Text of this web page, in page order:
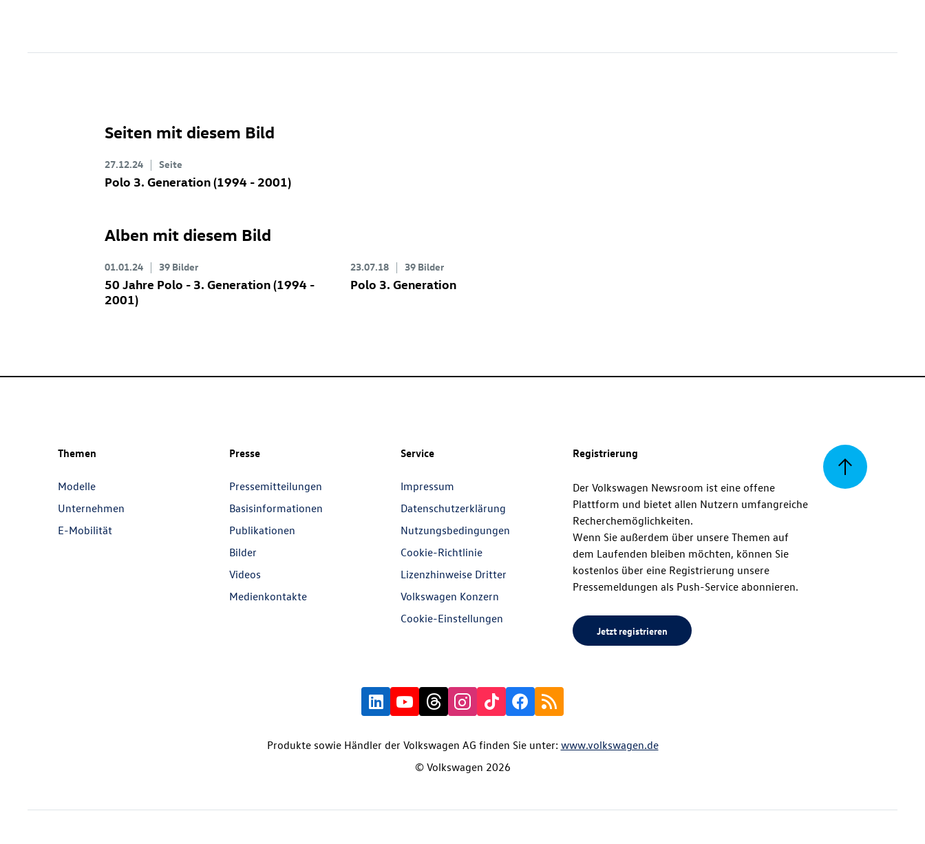
Seiten mit diesem Bild
27.12.24 Seite
Polo 3. Generation (1994 - 2001)
Alben mit diesem Bild
01.01.24 39 Bilder
50 Jahre Polo - 3. Generation (1994 -
2001)
23.07.18 39 Bilder
Polo 3. Generation
Zurück
Themen
Modelle
Unternehmen
E-Mobilität
Presse
Pressemitteilungen
Basisinformationen
Publikationen
Bilder
Videos
Medienkontakte
Service
Impressum
Datenschutzerklärung
Nutzungsbedingungen
Cookie-Richtlinie
Lizenzhinweise Dritter
Volkswagen Konzern
Cookie-Einstellungen
Registrierung
Der Volkswagen Newsroom ist eine offene
Plattform und bietet allen Nutzern umfangreiche
Recherchemöglichkeiten.
Wenn Sie außerdem über unsere Themen auf
dem Laufenden bleiben möchten, können Sie
kostenlos über eine Registrierung unsere
Pressemeldungen als Push-Service abonnieren.
Jetzt registrieren
Produkte sowie Händler der Volkswagen AG finden Sie unter: www.volkswagen.de
© Volkswagen 2026